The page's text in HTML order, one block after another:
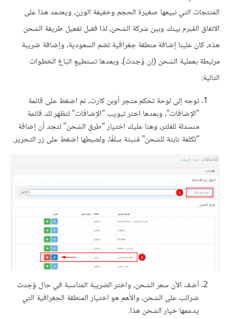
المنتجات التي نبيعها صغيرة الحجم وخفيفة الوزن، ويعتمد هذا على
الاتفاق المُبرم بينك وبين شركة الشحن، لذا فقبل تفعيل طريقة الشحن
هذه، كان علينا إضافة منطقة جغرافية تضم السعودية، وإضافة ضريبة
مرتبطة بعملية الشحن (إن وُجدت)، وبعدها تستطيع اتباع الخطوات
التالية:
توجه إلى لوحة تحكم متجر أوبن كارت، ثم اضغط على قائمة
"الإضافات"، وبعدها اختر تبويب "الإضافات" لتظهر لك قائمة
منسدلة للفلتر، وهنا عليك اختيار "طرق الشحن" لتجد أن إضافة
"تكلفة ثابتة للشحن" مُثبتة سلفًا، ولضبطها اضغط على زر التحرير.
أضف الآن سعر الشحن، واختر الضريبة المناسبة في حال وُجدت
ضرائب على الشحن، والأهم هو اختيار المنطقة الجغرافية التي
يدعمها خيار الشحن هذا.